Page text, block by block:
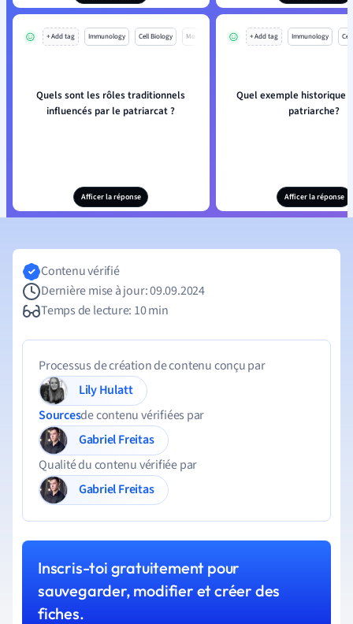
+ Add tag Immunology Cell Biology Mo
Quels sont les rôles traditionnels
influencés par le patriarcat ?
Afficer la réponse
+ Add tag Immunology
Quel exemple historique
patriarche?
Afficer la réponse
Contenu vérifié
Dernière mise à jour: 09.09.2024
Temps de lecture: 10 min
Processus de création de contenu conçu par
Lily Hulatt
Sourcesde contenu vérifiées par
Gabriel Freitas
Qualité du contenu vérifiée par
Gabriel Freitas
Inscris-toi gratuitement pour
sauvegarder, modifier et créer des
fiches.